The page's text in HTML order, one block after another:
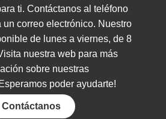
ti. Contáctanos al teléfono
un correo electrónico. Nuestro
de lunes a viernes, de 8
nuestra web para más
sobre nuestras
poder ayudarte!
Contáctanos